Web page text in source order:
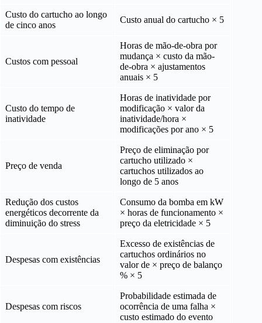
Custo do cartucho ao longo
de cinco anos
Custo anual do cartucho × 5
Custos com pessoal
Horas de mão-de-obra por
mudança × custo da mão-
de-obra × ajustamentos
anuais × 5
Custo do tempo de
inatividade
Horas de inatividade por
modificação × valor da
inatividade/hora ×
modificações por ano × 5
Preço de venda
Preço de eliminação por
cartucho utilizado ×
cartuchos utilizados ao
longo de 5 anos
Redução dos custos
energéticos decorrente da
diminuição do stress
Consumo da bomba em kW
× horas de funcionamento ×
preço da eletricidade × 5
Despesas com existências
Excesso de existências de
cartuchos ordinários no
valor de × preço de balanço
% × 5
Despesas com riscos
Probabilidade estimada de
ocorrência de uma falha ×
custo estimado do evento